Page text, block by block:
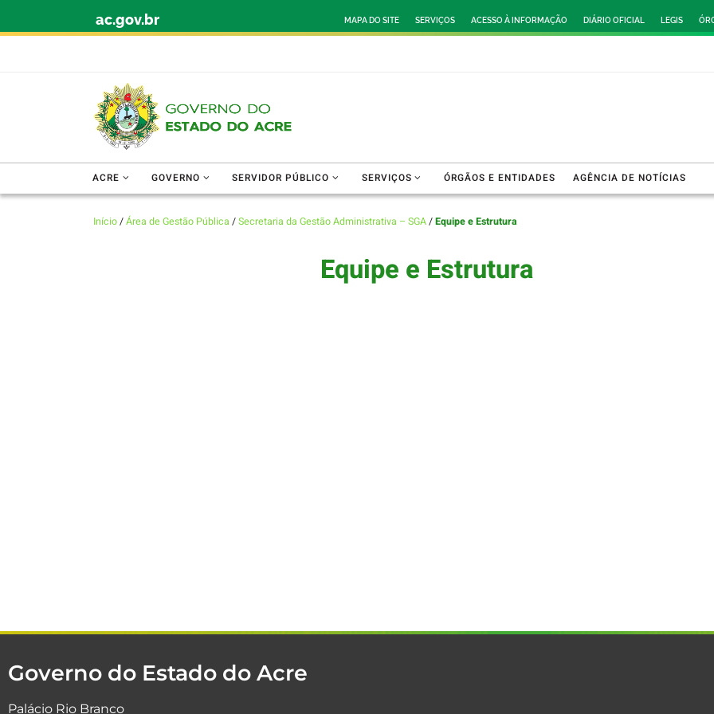
ac.gov.br MAPA DO SITE SERVIÇOS ACESSO À INFORMAÇÃO DIÁRIO OFICIAL LEGIS
ACRE GOVERNO SERVIDOR PÚBLICO SERVIÇOS ÓRGÃOS E ENTIDADES AGÊNCIA DE NOTÍCIAS
Início/Área de Gestão Pública /Secretaria da Gestão Administrativa – SGA/Equipe e Estrutura
Equipe e Estrutura
Governo do Estado do Acre
Palácio Rio Branco